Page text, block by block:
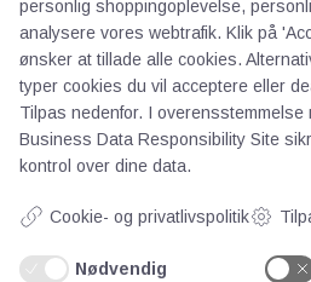
Om os
Priser
Kontakt
Persondata
Teknologisk Institut
personlig shoppingoplevelse,
analysere vores webtrafik. Klik på
ønsker at tillade alle cookies.
typer cookies du vil acceptere eller
Tilpas nedenfor. I overensstemmelse
Business Data Responsibility Site
kontrol over dine data.
Cookie- og privatlivspolitik
Nødvendig